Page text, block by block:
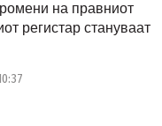
на правниот
регистар стануваат